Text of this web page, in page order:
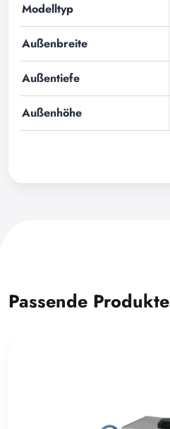
Modelltyp
Außenbreite
Außentiefe
Außenhöhe
Passende Produkte